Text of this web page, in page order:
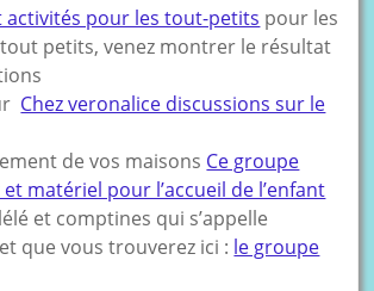
activités pour les tout-petits pour les
tout petits, venez montrer le résultat
Chez veronalice discussions sur le
de vos maisons Ce groupe
matériel pour l’accueil de l’enfant
et comptines qui s’appelle
que vous trouverez ici : le groupe